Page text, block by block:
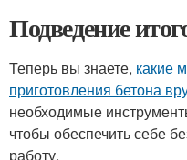
Подведение
Теперь вы знаете, какие
приготовления бетона
необходимые
чтобы обеспечить себе
работу.